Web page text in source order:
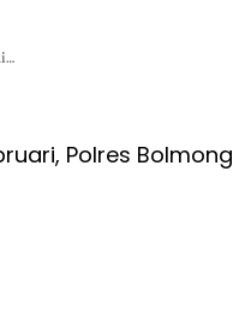
Polres Bolmong